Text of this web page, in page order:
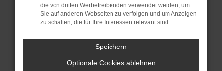
Starte dein Gerät neu.
Das kann manchmal helfen,
vorübergehende Probleme zu beheben.
Stelle sicher, dass dein Browser und dein
Betriebssystem auf dem neuesten Stand
die von dritten Werbetreibenden verwendet werden, um
Sie auf anderen Webseiten zu verfolgen und um Anzeigen
zu schalten, die für Ihre Interessen relevant sind.
Speichern
Optionale Cookies ablehnen